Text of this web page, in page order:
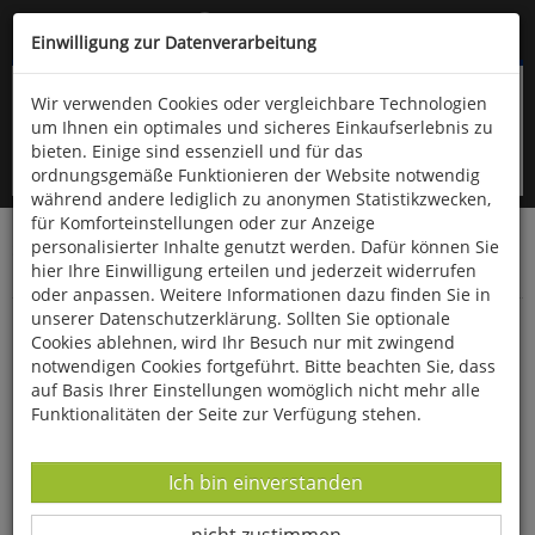
Kompletten Head der Seite überspringen
oder (06766) 9323-960
Startseite Bücher Downloads
Zeitschriften
Der Falke
Seevögel
Einwilligung zur Datenverarbeitung
Wir verwenden Cookies oder vergleichbare Technologien
um Ihnen ein optimales und sicheres Einkaufserlebnis zu
bieten. Einige sind essenziell und für das
ordnungsgemäße Funktionieren der Website notwendig
während andere lediglich zu anonymen Statistikzwecken,
für Komforteinstellungen oder zur Anzeige
personalisierter Inhalte genutzt werden. Dafür können Sie
hier Ihre Einwilligung erteilen und jederzeit widerrufen
oder anpassen. Weitere Informationen dazu finden Sie in
unserer Datenschutzerklärung. Sollten Sie optionale
Cookies ablehnen, wird Ihr Besuch nur mit zwingend
notwendigen Cookies fortgeführt. Bitte beachten Sie, dass
auf Basis Ihrer Einstellungen womöglich nicht mehr alle
Funktionalitäten der Seite zur Verfügung stehen.
Datenverarbeitung -
Ich bin einverstanden